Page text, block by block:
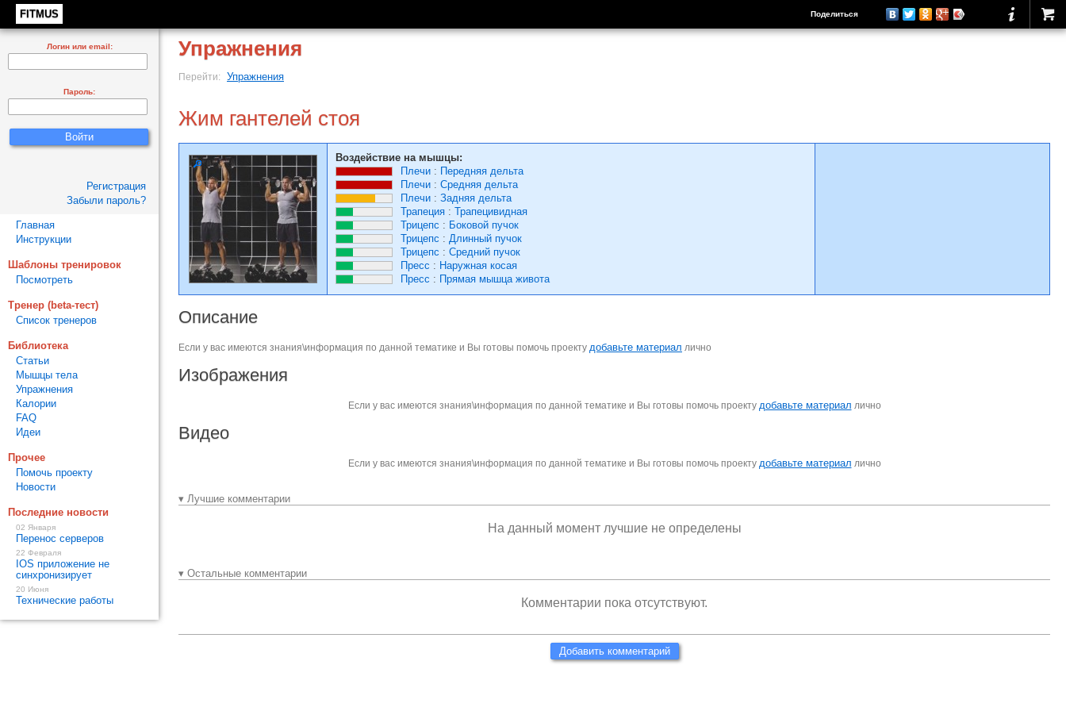
FITMUS Поделиться
Упражнения
Перейти: Упражнения
Жим гантелей стоя
Воздействие на мышцы:
Плечи : Передняя дельта
Плечи : Средняя дельта
Плечи : Задняя дельта
Трапеция : Трапецивидная
Трицепс : Боковой пучок
Трицепс : Длинный пучок
Трицепс : Средний пучок
Пресс : Наружная косая
Пресс : Прямая мышца живота
Описание
Если у вас имеются знания\информация по данной тематике и Вы готовы помочь проекту добавьте материал лично
Изображения
Если у вас имеются знания\информация по данной тематике и Вы готовы помочь проекту добавьте материал лично
Видео
Если у вас имеются знания\информация по данной тематике и Вы готовы помочь проекту добавьте материал лично
▾ Лучшие комментарии
На данный момент лучшие не определены
▾ Остальные комментарии
Комментарии пока отсутствуют.
Добавить комментарий
Логин или email:
Пароль:
Регистрация
Забыли пароль?
Главная
Инструкции
Шаблоны тренировок
Посмотреть
Тренер (beta-тест)
Список тренеров
Библиотека
Статьи
Мышцы тела
Упражнения
Калории
FAQ
Идеи
Прочее
Помочь проекту
Новости
Последние новости
02 Января
Перенос серверов
22 Февраля
IOS приложение не
синхронизирует
20 Июня
Технические работы